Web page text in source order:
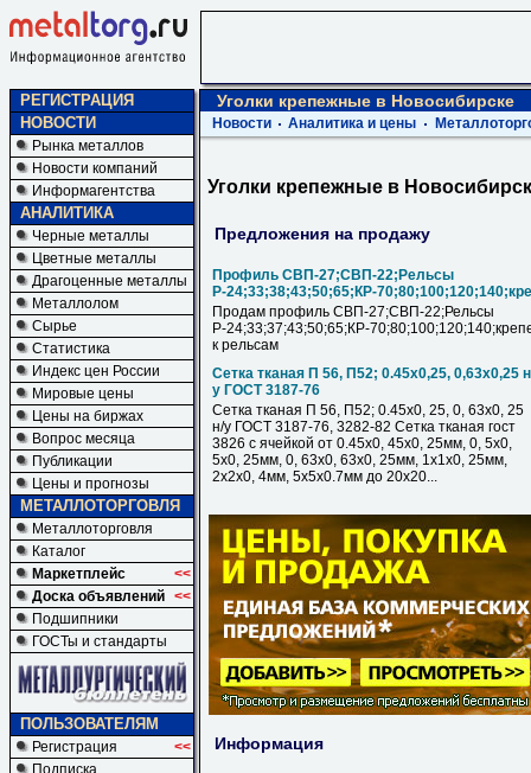
РЕГИСТРАЦИЯ
НОВОСТИ
Рынка металлов
Новости компаний
Информагентства
АНАЛИТИКА
Черные металлы
Цветные металлы
Драгоценные металлы
Металлолом
Сырье
Статистика
Индекс цен России
Мировые цены
Цены на биржах
Вопрос месяца
Публикации
Цены и прогнозы
МЕТАЛЛОТОРГОВЛЯ
Металлоторговля
Каталог
Маркетплейс
<<
Доска объявлений <<
Подшипники
ГОСТы и стандарты
ПОЛЬЗОВАТЕЛЯМ
Регистрация
<<
Подписка
Уголки крепежные в Новосибирске
Новости Аналитика и цены
Уголки крепежные в
Предложения на продажу
Профиль СВП-27;СВП-22;Рельсы
Р-24;33;38;43;50;65;КР-
Продам профиль СВП-27;СВП-22;Рельсы
Р-24;33;37;43;50;65;КР-
к рельсам
Сетка тканая П 56, П52; 0.45х0,25, 0,63х0,25
у ГОСТ 3187-76
Сетка тканая П 56, П52; 0.45х0, 25, 0, 63х0, 25
н/у ГОСТ 3187-76, 3282-82 Сетка тканая гост
3826 с ячейкой от 0.45х0, 45х0, 25мм, 0, 5х0,
5х0, 25мм, 0, 63х0, 63х0, 25мм, 1х1х0, 25мм,
2х2х0, 4мм, 5х5х0.7мм до 20х20...
Информация